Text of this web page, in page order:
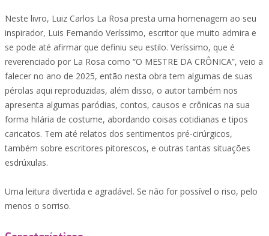
Neste livro, Luiz Carlos La Rosa presta uma homenagem ao seu
inspirador, Luis Fernando Veríssimo, escritor que muito admira e
se pode até afirmar que definiu seu estilo. Veríssimo, que é
reverenciado por La Rosa como “O MESTRE DA CRÔNICA”, veio a
falecer no ano de 2025, então nesta obra tem algumas de suas
pérolas aqui reproduzidas, além disso, o autor também nos
apresenta algumas paródias, contos, causos e crônicas na sua
forma hilária de costume, abordando coisas cotidianas e tipos
caricatos. Tem até relatos dos sentimentos pré-cirúrgicos,
também sobre escritores pitorescos, e outras tantas situações
esdrúxulas.
Uma leitura divertida e agradável. Se não for possível o riso, pelo
menos o sorriso.